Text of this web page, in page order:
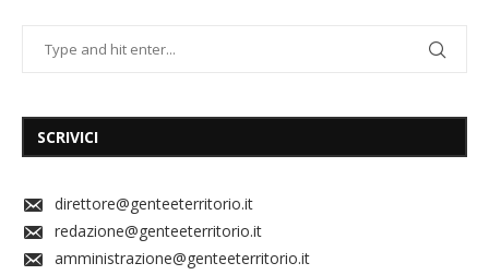
SCRIVICI
direttore@genteeterritorio.it
redazione@genteeterritorio.it
amministrazione@genteeterritorio.it